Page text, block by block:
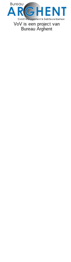
VoV is een project van
Bureau Arghent